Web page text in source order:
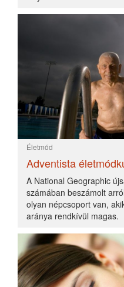
Az alvás fontos
habár az időhiány miatt
megspórolni az
bizonyíték áll már
Életmód
"Mi, akik sűrűn lakott,
inkább nagyvárosokban
mennyire nem sajátunk
és meleg emberszeretet"